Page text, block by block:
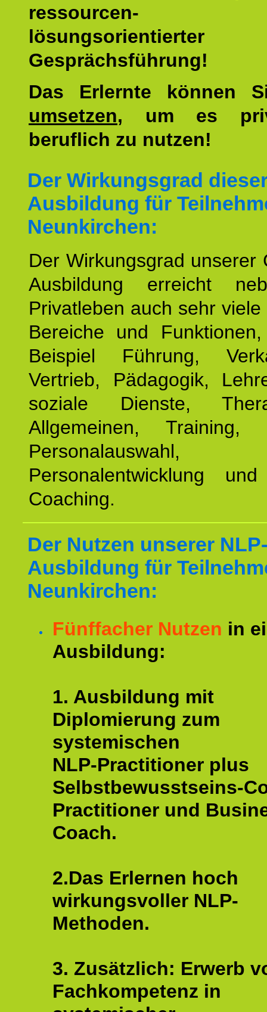
lösungsorientierter
Gesprächsführung!
Das Erlernte können
umsetzen, um es
beruflich zu nutzen!
Der Wirkungsgrad
Ausbildung für
Neunkirchen:
Der Wirkungsgrad unserer
Ausbildung erreicht
Privatleben auch sehr
Bereiche und
Beispiel Führung,
Vertrieb, Pädagogik,
soziale Dienste,
Allgemeinen, Training,
Personalauswahl,
Personalentwicklung
Coaching.
Der Nutzen unserer
Ausbildung für
Neunkirchen:
Fünffacher Nutzen in
Ausbildung:
1. Ausbildung mit
Diplomierung zum
systemischen
NLP-Practitioner plus
Selbstbewusstseins-
Practitioner und
Coach.
2.Das Erlernen hoch
wirkungsvoller NLP-
Methoden.
3. Zusätzlich: Erwerb
Fachkompetenz in